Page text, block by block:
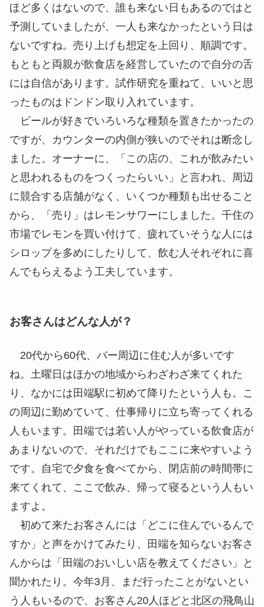
ほど多くはないので、誰も来ない日もあるのではと
予測していましたが、一人も来なかったという日は
ないですね。売り上げも想定を上回り、順調です。
もともと両親が飲食店を経営していたので自分の舌
には自信があります。試作研究を重ねて、いいと思
ったものはドンドン取り入れています。
ビールが好きでいろいろな種類を置きたかったの
ですが、カウンターの内側が狭いのでそれは断念し
ました。オーナーに、「この店の、これが飲みたい
と思われるものをつくったらいい」と言われ、周辺
に競合する店舗がなく、いくつか種類も出せること
から、「売り」はレモンサワーにしました。千住の
市場でレモンを買い付けて、疲れていそうな人には
シロップを多めにしたりして、飲む人それぞれに喜
んでもらえるよう工夫しています。
お客さんはどんな人が？
20代から60代、バー周辺に住む人が多いです
ね。土曜日はほかの地域からわざわざ来てくれた
り、なかには田端駅に初めて降りたという人も。こ
の周辺に勤めていて、仕事帰りに立ち寄ってくれる
人もいます。田端では若い人がやっている飲食店が
あまりないので、それだけでもここに来やすいよう
です。自宅で夕食を食べてから、閉店前の時間帯に
来てくれて、ここで飲み、帰って寝るという人もい
ますよ。
初めて来たお客さんには「どこに住んでいるんで
すか」と声をかけてみたり、田端を知らないお客さ
んからは「田端のおいしい店を教えてください」と
聞かれたり。今年3月、まだ行ったことがないとい
う人もいるので、お客さん20人ほどと北区の飛鳥山